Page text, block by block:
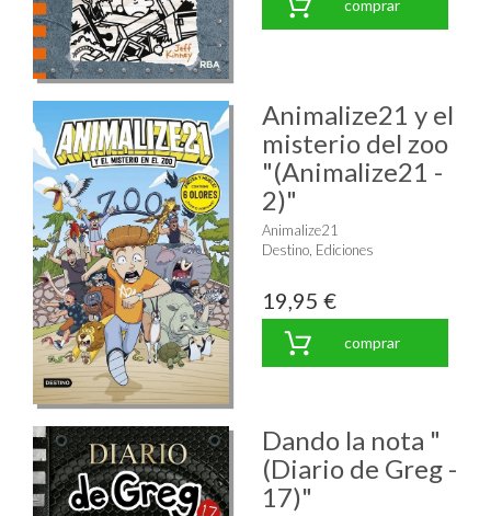
comprar
Animalize21 y el
misterio del zoo
"(Animalize21 -
2)"
Animalize21
Destino, Ediciones
19,95 €
comprar
Dando la nota "
(Diario de Greg -
17)"